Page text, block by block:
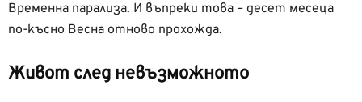
Временна парализа. И въпреки това – десет месеца
по-късно Весна отново прохожда.
Живот след невъзможното